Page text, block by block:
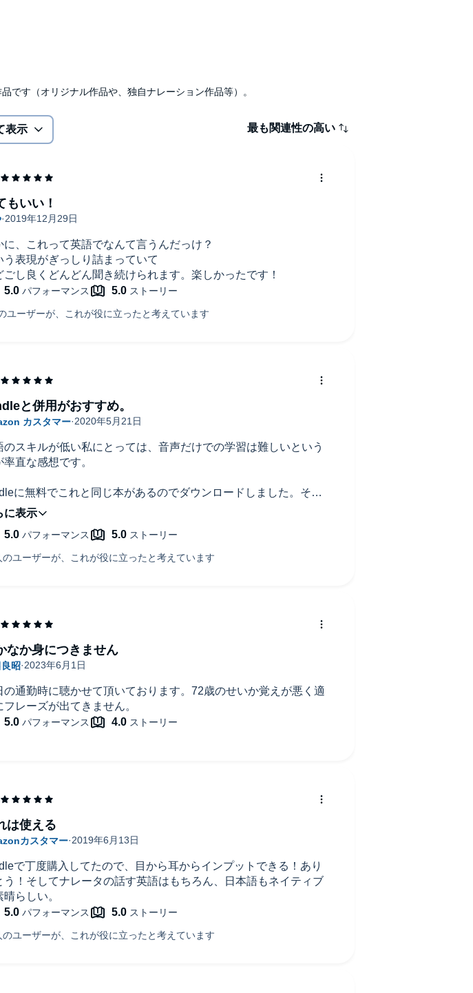
です（オリジナル作品や、独自ナレーション作品等）。
表示 最も関連性の高い
に、これって英語でなんて言うんだっけ？
う表現がぎっしり詰まっていて
ごし良くどんどん聞き続けられます。楽しかったです！
もいい！
のスキルが低い私にとっては、音声だけでの学習は難しいという
率直な感想です。
に無料でこれと同じ本があるのでダウンロードしました。それ
は、耳と目で学習できてとても満足しています。
と併用がおすすめ。
の通勤時に聴かせて頂いております。72歳のせいか覚えが悪く適
フレーズが出てきません。
なか身につきません
で丁度購入してたので、目から耳からインプットできる！あり
う！そしてナレータの話す英語はもちろん、日本語もネイティブ
晴らしい。
は使える